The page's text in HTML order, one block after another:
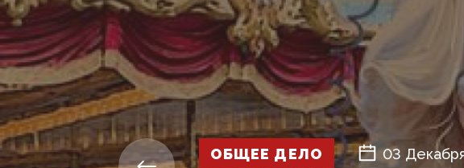
ОБЩЕЕ ДЕЛО 03